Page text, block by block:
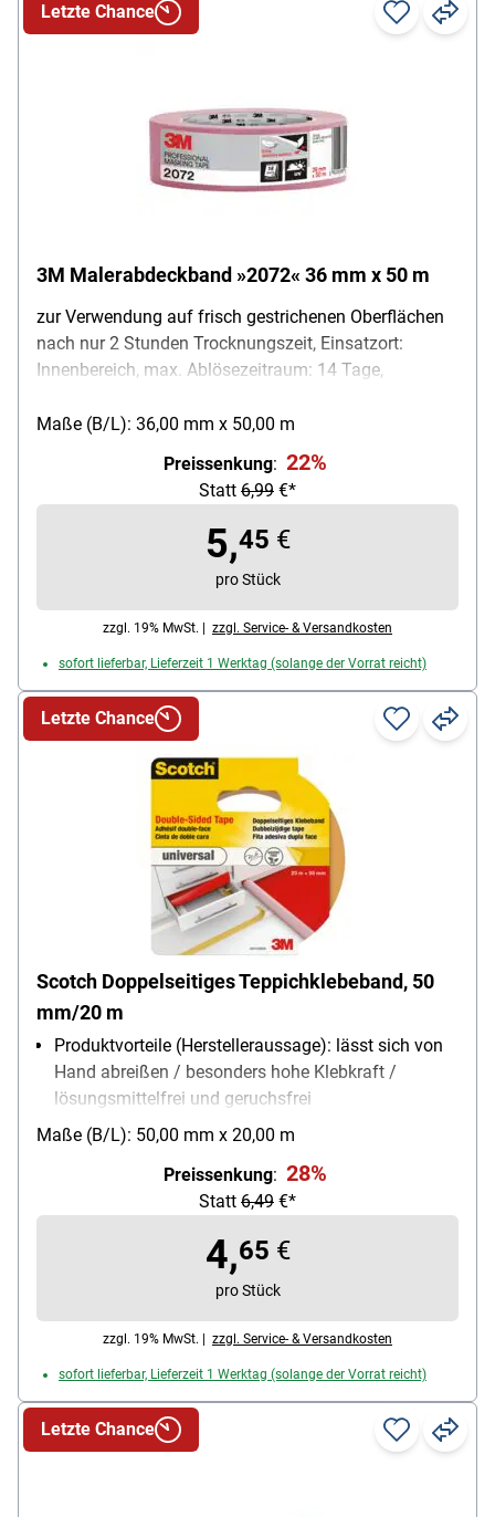
3M Malerabdeckband »2072« 36 mm x 50 m
zur Verwendung auf frisch gestrichenen Oberflächen
nach nur 2 Stunden Trocknungszeit, Einsatzort:
Innenbereich, max. Ablösezeitraum: 14 Tage,
Farben auf Wasserbasis verwenden, Maße (B/L): 36
mm / 50 m, Farbe: pink, Lieferumfang: 1 Rolle
Malerabdeckband
Maße (B/L): 36,00 mm x 50,00 m
Letzte Chance
Preissenkung: 22%
Statt 6,99 €*
5,45 €
pro Stück
zzgl. 19% MwSt. | zzgl. Service- & Versandkosten
sofort lieferbar, Lieferzeit 1 Werktag (solange der Vorrat reicht)
Scotch Doppelseitiges Teppichklebeband, 50
mm/20 m
Produktvorteile (Herstelleraussage): lässt sich von
Hand abreißen / besonders hohe Klebkraft /
lösungsmittelfrei und geruchsfrei
Produktverwendung: für alle Teppich- und PVC-
Bodenbeläge
Breite des Bandes: 50 mm
Maße (B/L): 50,00 mm x 20,00 m
Letzte Chance
Preissenkung: 28%
Statt 6,49 €*
4,65 €
pro Stück
zzgl. 19% MwSt. | zzgl. Service- & Versandkosten
sofort lieferbar, Lieferzeit 1 Werktag (solange der Vorrat reicht)
Letzte Chance